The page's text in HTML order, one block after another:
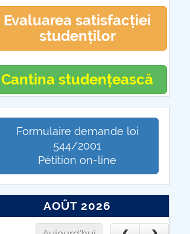
Evaluarea satisfacției
studenților
Cantina studențească
Formulaire demande loi
544/2001
Pétition on-line
AOÛT 2026